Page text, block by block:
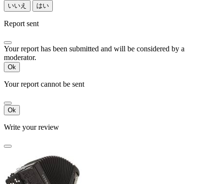
いいえ はい
Report sent
Your report has been submitted and will be considered by a
moderator.
Ok
Your report cannot be sent
Ok
Write your review